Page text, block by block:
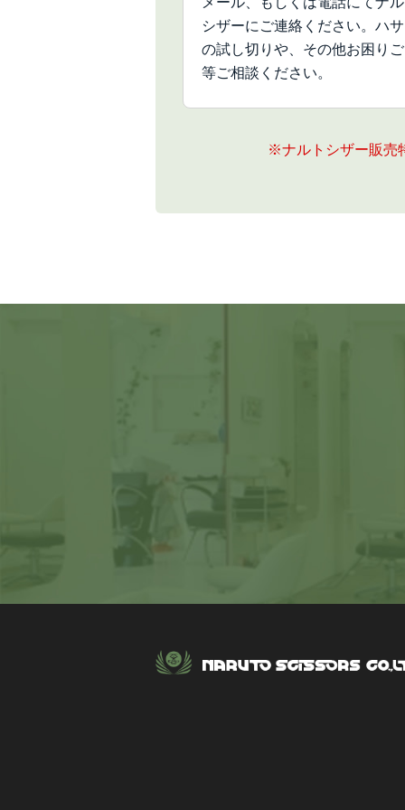
シザーにご連絡ください。ハ
の試し切りや、その他お困り
等ご相談ください。
※ナルトシザー販売